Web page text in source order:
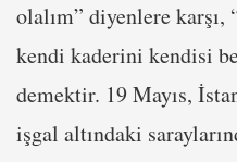
olalım” diyenlere
kendi kaderini kendisi
demektir. 19 Mayıs,
işgal altındaki